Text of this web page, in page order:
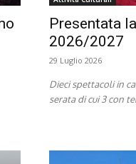
Presentata
2026/2027
29 Luglio 2026
Dieci spettacoli in
serata di cui 3 con